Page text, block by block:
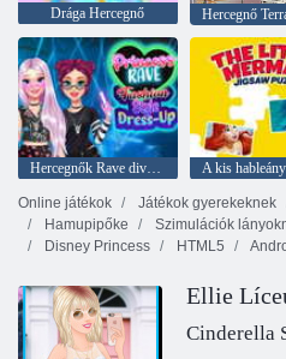
Drága Hercegnő
Hercegnők Rave divatstílusú öltözködés
Online játékok
Játékok gyerekeknek
Hamupipőke
Szimulációk
Disney Princess
HTML5
Ellie
Cinderella